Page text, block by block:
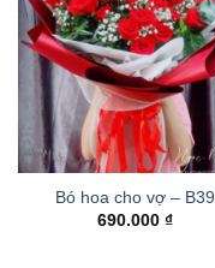
Bó hoa cho vợ – B39
690.000 ₫